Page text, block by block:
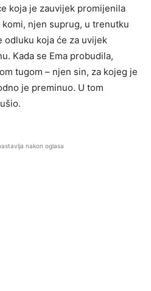
koja je zauvijek promijenila
njen suprug, u trenutku
odluku koja će za uvijek
Kada se Ema probudila,
tugom – njen sin, za kojeg je
je preminuo. U tom
nakon oglasa